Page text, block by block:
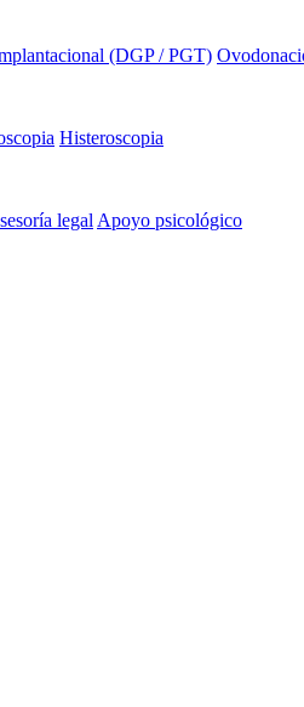
(DGP / PGT)
Histeroscopia
legalApoyo psicológico